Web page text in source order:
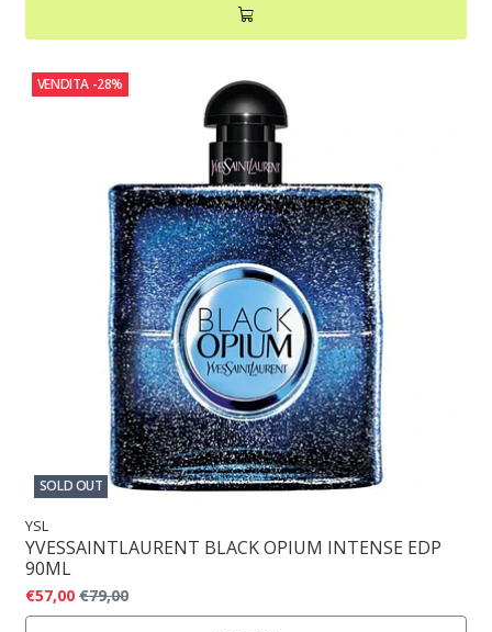
VENDITA -28%
SOLD OUT
YSL
YVESSAINTLAURENT BLACK OPIUM INTENSE EDP
90ML
€57,00 €79,00